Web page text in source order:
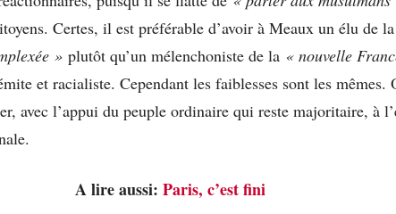
Certes, il est préférable d’avoir à Meaux un élu de
» plutôt qu’un mélenchoniste de la « nouvelle
et racialiste. Cependant les faiblesses sont les mêmes.
avec l’appui du peuple ordinaire qui reste majoritaire, à
A lire aussi: Paris, c’est fini